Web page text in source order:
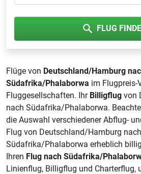
FLUG
Flüge von Deutschland/Hamburg
Südafrika/Phalaborwa im Flugpreis-
Fluggesellschaften. Ihr Billigflug von
nach Südafrika/Phalaborwa.
die Auswahl verschiedener Abflug-
Flug von Deutschland/Hamburg nach
Südafrika/Phalaborwa erheblich
Ihren Flug nach Südafrika/
Linienflug, Billigflug und Charterflug,